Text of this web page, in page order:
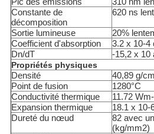
Constante de
décomposition
620 ns
Sortie lumineuse
20%
Coefficient d'absorption
3.2 x 10-4
Dn/dT
-15,2 x 10
Propriétés physiques
Densité
40,89 g/
Point de fusion
1280°C
Conductivité thermique
11.72
Expansion thermique
18.1 x 10-
Dureté du nœud
82 avec
(kg/mm2)